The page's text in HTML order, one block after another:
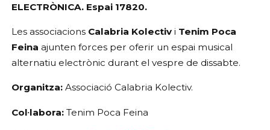
ELECTRÒNICA. Espai 17820.
Les associacions Calabria Kolectiv i Tenim Poca
Feina ajunten forces per oferir un espai musical
alternatiu electrònic durant el vespre de dissabte.
Organitza: Associació Calabria Kolectiv.
Col·labora: Tenim Poca Feina